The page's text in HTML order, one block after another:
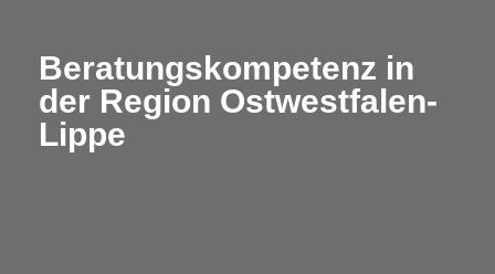
Beratungskompetenz in
der Region Ostwestfalen-
Lippe